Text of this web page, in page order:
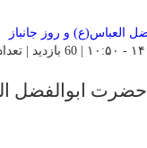
ابوالفضل